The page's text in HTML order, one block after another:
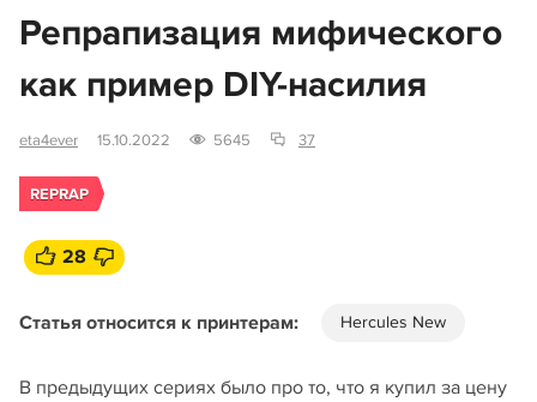
Репрапизация мифического
как пример DIY-насилия
eta4ever 15.10.2022 5645 37
REPRAP
28
Статья относится к принтерам: Hercules New
В предыдущих сериях было про то, что я купил за цену